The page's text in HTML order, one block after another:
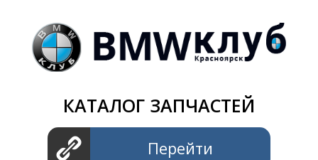
КАТАЛОГ ЗАПЧАСТЕЙ
Перейти
+7 391 2801414
ул. Шахтеров 61 ст.2
+7 391 2311414
ул. Шахтеров 61 ст.2